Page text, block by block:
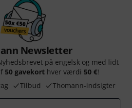
Newsletter
på engelsk og med lidt
50 gavekort hver værdi 50 €!
Tilbud Thomann-indsigter